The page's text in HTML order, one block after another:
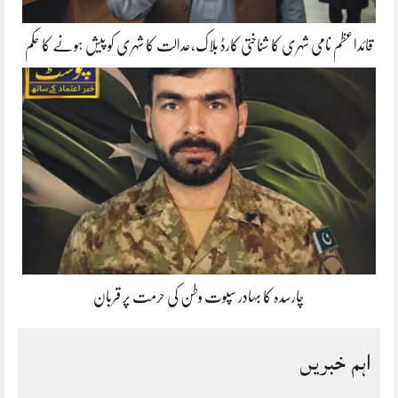
قائداعظم نامی شہری کا شناختی کارڈ بلاک،عدالت کا شہری کو پیش ہونے کا حکم
چارسدہ کا بہادر سپوت وطن کی حرمت پر قربان
اہم خبریں